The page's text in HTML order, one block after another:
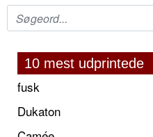
10 mest udprintede
fusk
Dukaton